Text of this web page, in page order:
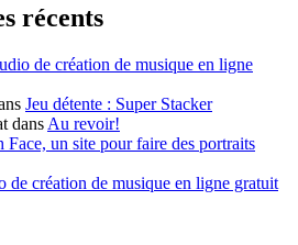
récents
de création de musique en ligne
Jeu détente : Super Stacker
dans Au revoir!
Face, un site pour faire des portraits
de création de musique en ligne gratuit